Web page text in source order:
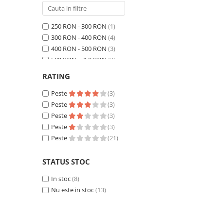
250 RON - 300 RON (1)
300 RON - 400 RON (4)
400 RON - 500 RON (3)
500 RON - 750 RON (3)
Peste 1000 RON
RATING
Peste
(3)
Peste
(3)
Peste
(3)
Peste
(3)
Peste
(21)
STATUS STOC
In stoc(8)
Nu este in stoc(13)